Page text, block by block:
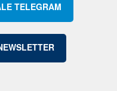
TELEGRAM